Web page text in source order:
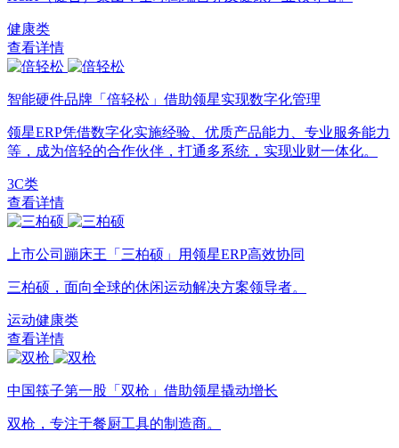
健康类
查看详情
智能硬件品牌「倍轻松」借助领星实现数字化管理
领星ERP凭借数字化实施经验、优质产品能力、专业服务能力
等，成为倍轻的合作伙伴，打通多系统，实现业财一体化。
3C类
查看详情
上市公司蹦床王「三柏硕」用领星ERP高效协同
三柏硕，面向全球的休闲运动解决方案领导者。
运动健康类
查看详情
中国筷子第一股「双枪」借助领星撬动增长
双枪，专注于餐厨工具的制造商。